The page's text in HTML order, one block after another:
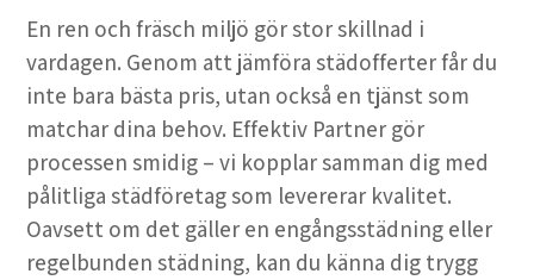
En ren och fräsch miljö gör stor skillnad i
vardagen. Genom att jämföra städofferter får du
inte bara bästa pris, utan också en tjänst som
matchar dina behov. Effektiv Partner gör
processen smidig – vi kopplar samman dig med
pålitliga städföretag som levererar kvalitet.
Oavsett om det gäller en engångsstädning eller
regelbunden städning, kan du känna dig trygg